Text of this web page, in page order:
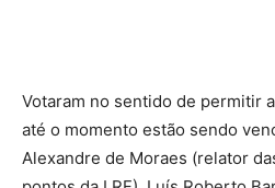
Votaram no sentido de permitir
até o momento estão sendo
Alexandre de Moraes (relator